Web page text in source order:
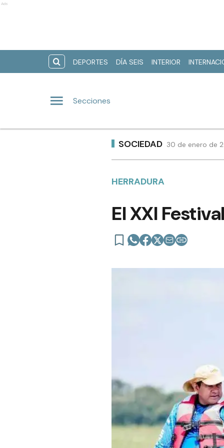
Ads
DEPORTES DÍA SEIS INTERIOR
Secciones
SOCIEDAD 30 de enero de
HERRADURA
El XXI